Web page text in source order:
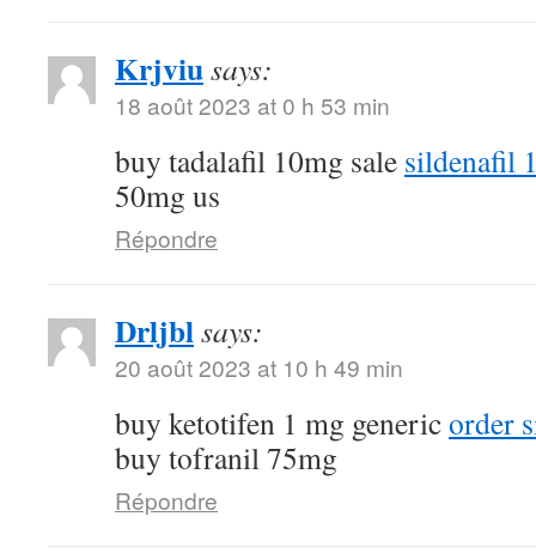
Krjviusays:
18 août 2023 at 0 h 53 min
buy tadalafil 10mg sale sildenafil
50mg us
Répondre
Drljblsays:
20 août 2023 at 10 h 49 min
buy ketotifen 1 mg genericorder
buy tofranil 75mg
Répondre